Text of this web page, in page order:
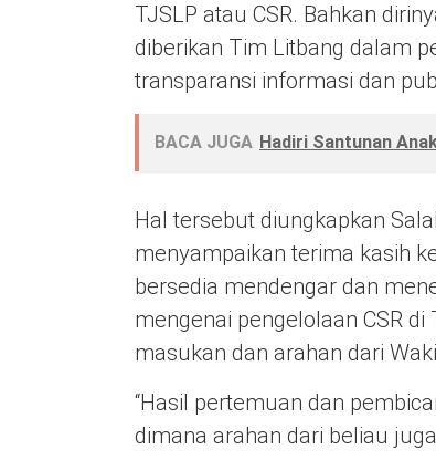
TJSLP atau CSR. Bahkan
diberikan Tim Litbang dalam
transparansi informasi dan
BACA JUGA Hadiri Santunan
Hal tersebut diungkapkan
menyampaikan terima kasih
bersedia mendengar dan
mengenai pengelolaan CSR
masukan dan arahan dari
“Hasil pertemuan dan
dimana arahan dari beliau